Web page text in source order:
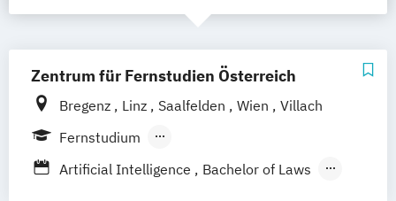
Zentrum für Fernstudien Österreich
Bregenz Linz Saalfelden Wien
Villach
Fernstudium
Berufsbegleitendes Präsenzstudium
Artificial Intelligence
Bachelor of Laws